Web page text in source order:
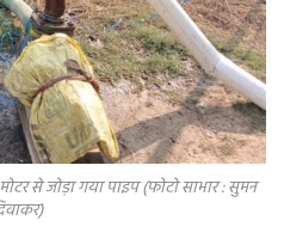
से जोड़ा गया पाइप (फोटो साभार : सुमन